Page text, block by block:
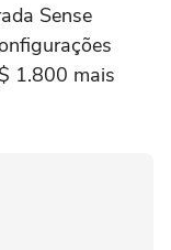
Sense
1.800 mais